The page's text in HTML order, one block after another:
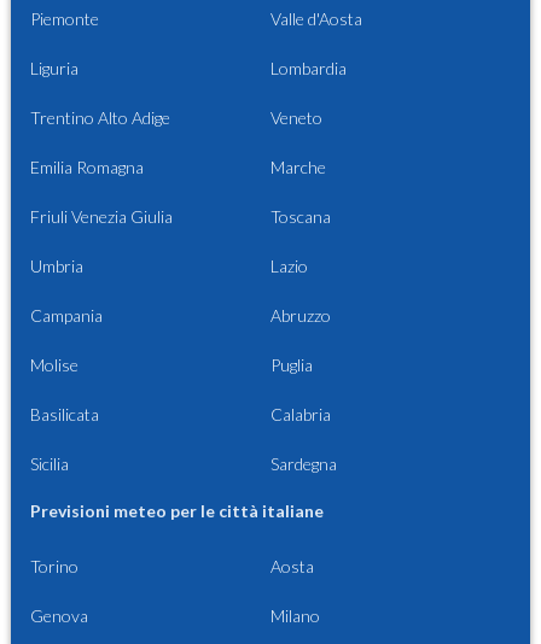
Piemonte Valle d'Aosta
Liguria Lombardia
Trentino Alto Adige Veneto
Emilia Romagna Marche
Friuli Venezia Giulia Toscana
Umbria Lazio
Campania Abruzzo
Molise Puglia
Basilicata Calabria
Sicilia Sardegna
Previsioni meteo per le città italiane
Torino Aosta
Genova Milano